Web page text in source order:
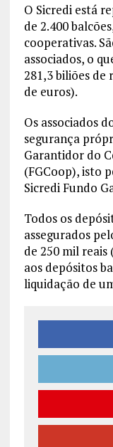
O Sicredi está
de 2.400
cooperativas.
associados, o
281,3 biliões de
de euros).
Os associados
segurança
Garantidor do
(FGCoop), isto
Sicredi Fundo
Todos os
assegurados
de 250 mil
aos depósitos
liquidação de